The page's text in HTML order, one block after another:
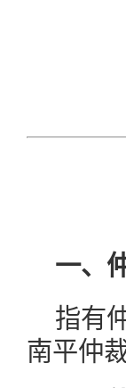
一、
指有
南平仲